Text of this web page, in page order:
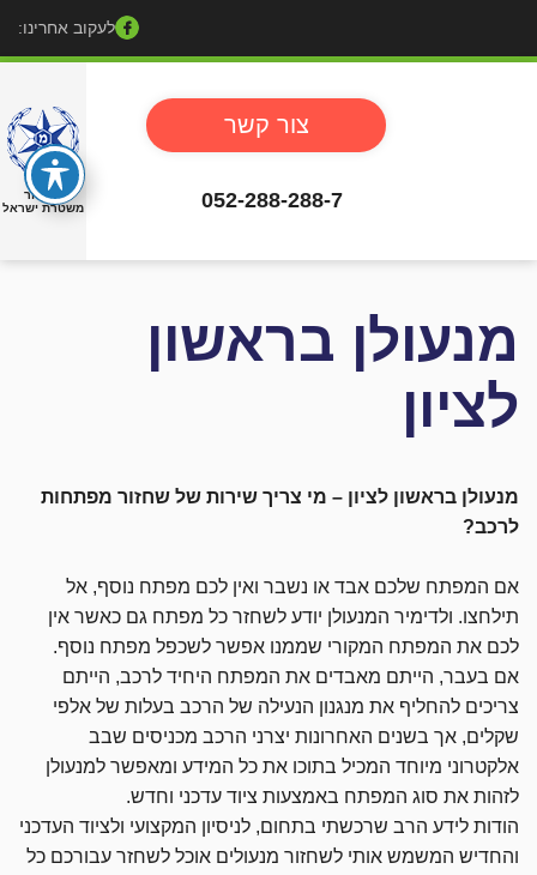
לעקוב אחרינו:
באישור
משטרת ישראל
צור קשר
052-288-288-7
מנעולן בראשון
לציון
מנעולן בראשון לציון – מי צריך שירות של שחזור מפתחות
לרכב?
אם המפתח שלכם אבד או נשבר ואין לכם מפתח נוסף, אל
תילחצו. ולדימיר המנעולן יודע לשחזר כל מפתח גם כאשר אין
לכם את המפתח המקורי שממנו אפשר לשכפל מפתח נוסף.
אם בעבר, הייתם מאבדים את המפתח היחיד לרכב, הייתם
צריכים להחליף את מנגנון הנעילה של הרכב בעלות של אלפי
שקלים, אך בשנים האחרונות יצרני הרכב מכניסים שבב
אלקטרוני מיוחד המכיל בתוכו את כל המידע ומאפשר למנעולן
לזהות את סוג המפתח באמצעות ציוד עדכני וחדש.
הודות לידע הרב שרכשתי בתחום, לניסיון המקצועי ולציוד העדכני
והחדיש המשמש אותי לשחזור מנעולים אוכל לשחזר עבורכם כל